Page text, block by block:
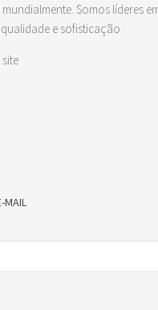
Somos líderes
e sofisticação
MAIL